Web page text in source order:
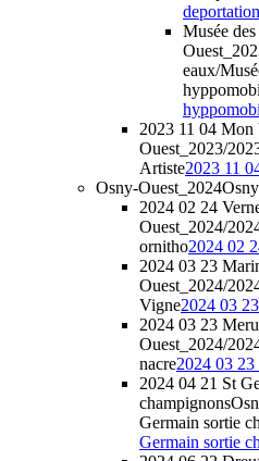
deportation
Musée
eaux/
2023 11 04 Mon
Ouest_2023/
Artiste2023 11
Osny-Ouest_2024
2024 02 24
Ouest_2024/
ornitho2024 02
2024 03 23
Ouest_2024/
Vigne2024 03
2024 03 23
Ouest_2024/
nacre2024 03 23
2024 04 21 St
champignons
Germain sortie
Germain sortie